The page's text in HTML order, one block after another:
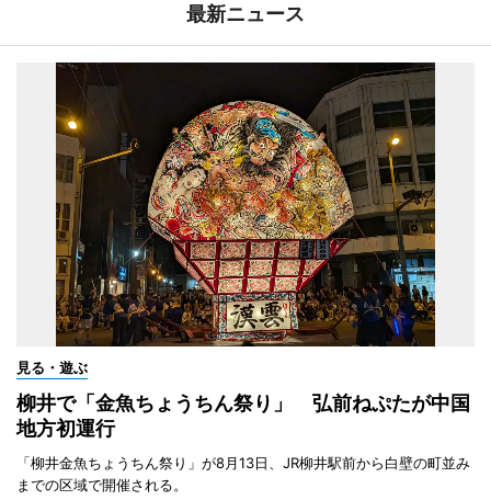
最新ニュース
見る・遊ぶ
柳井で「金魚ちょうちん祭り」 弘前ねぷたが中国
地方初運行
「柳井金魚ちょうちん祭り」が8月13日、JR柳井駅前から白壁の町並み
までの区域で開催される。